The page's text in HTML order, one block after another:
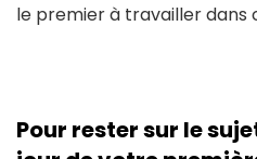
le premier à travailler dans
Pour rester sur le